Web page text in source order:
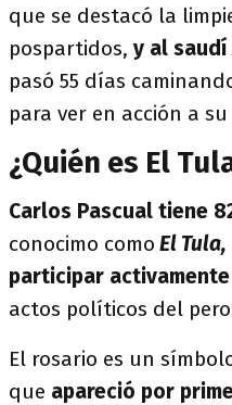
que se destacó la
pospartidos, y al saudí
pasó 55 días
para ver en acción a
¿Quién es El
Carlos Pascual tiene
conocimo como El Tula,
participar
actos políticos del
El rosario es un
que apareció por